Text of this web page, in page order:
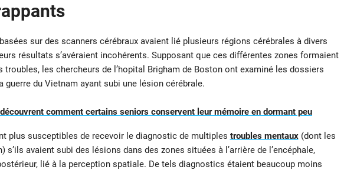
sur des scanners cérébraux avaient lié plusieurs régions cérébrales à divers
résultats s’avéraient incohérents. Supposant que ces différentes zones formaient
troubles, les chercheurs de l’hopital Brigham de Boston ont examiné les dossiers
guerre du Vietnam ayant subi une lésion cérébrale.
comment certains seniors conservent leur mémoire en dormant peu
plus susceptibles de recevoir le diagnostic de multiples troubles mentaux(dont les
avaient subi des lésions dans des zones situées à l’arrière de l’encéphale,
lié à la perception spatiale. De tels diagnostics étaient beaucoup moins